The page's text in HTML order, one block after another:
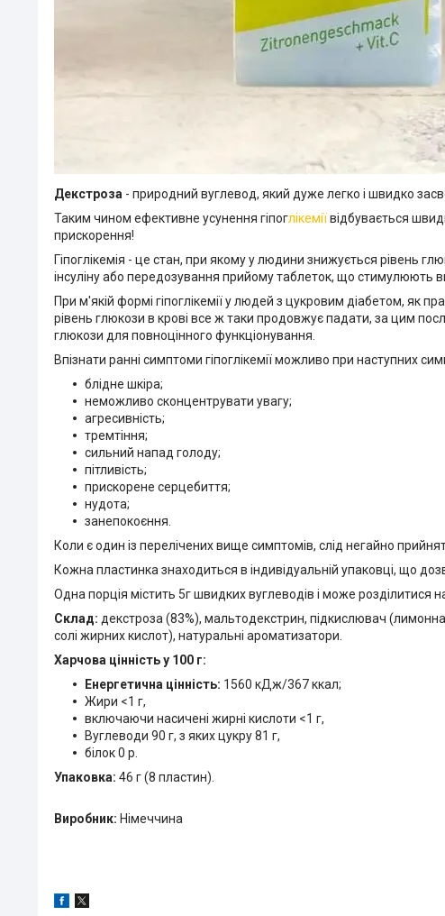
Декстроза - природний вуглевод, який дуже легко і швидко
Таким чином ефективне усунення гіпоглікеміївідбувається
прискорення!
Гіпоглікемія - це стан, при якому у людини знижується рівень
інсуліну або передозування прийому таблеток, що стимулюють
При м'якій формі гіпоглікемії у людей з цукровим діабетом, як
рівень глюкози в крові все ж таки продовжує падати, за цим
глюкози для повноцінного функціонування.
Впізнати ранні симптоми гіпоглікемії можливо при наступних
блідне шкіра;
неможливо сконцентрувати увагу;
агресивність;
тремтіння;
сильний напад голоду;
пітливість;
прискорене серцебиття;
нудота;
занепокоєння.
Коли є один із перелічених вище симптомів, слід негайно
Кожна пластинка знаходиться в індивідуальній упаковці, що
Одна порція містить 5г швидких вуглеводів і може розділитися
Склад: декстроза (83%), мальтодекстрин, підкислювач (лимонна
солі жирних кислот), натуральні ароматизатори.
Харчова цінність у 100 г:
Енергетична цінність: 1560 кДж/367 ккал;
Жири <1 г,
включаючи насичені жирні кислоти <1 г,
Вуглеводи 90 г, з яких цукру 81 г,
білок 0 р.
Упаковка: 46 г (8 пластин).
Виробник: Німеччина